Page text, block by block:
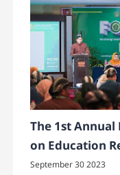
The 1st
on Education Research
Education 4.0
September 30 2023